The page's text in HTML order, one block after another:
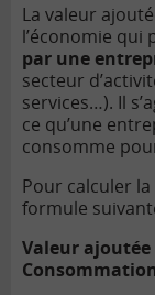
La valeur
l’économie qui
par une
secteur
services…). Il
ce qu’une
consomme
Pour calculer
formule
Valeur ajoutée